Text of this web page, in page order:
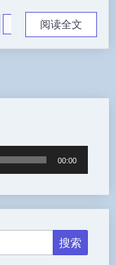
编程字体阅读全文
00:00